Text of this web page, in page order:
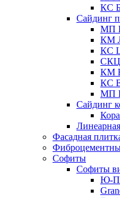
КС
Сайдинг
МП
КМ
КС
СКЦ
КМ
КС
МП
Сайдинг
Фасадная
Софиты
Софиты
Ю-